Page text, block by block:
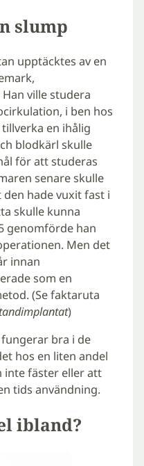
slump
upptäcktes av en
ville studera
i ben hos
en ihålig
blodkärl skulle
för att studeras
senare skulle
hade vuxit fast i
skulle kunna
genomförde han
Men det
innan
som en
(Se faktaruta
)
bra i de
hos en liten andel
inte fäster eller att
tids användning.
ibland?